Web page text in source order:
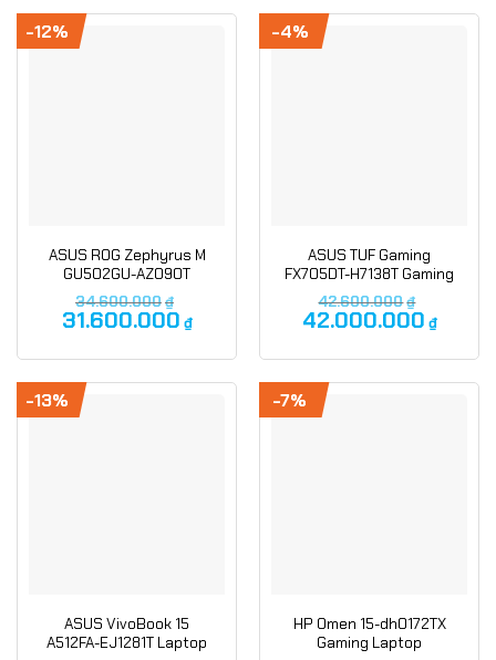
-12%
ASUS ROG Zephyrus M
GU502GU-AZ090T
Gaming
34.600.000₫
31.600.000 ₫
-4%
ASUS TUF Gaming
FX705DT-H7138T Gaming
Laptop
42.600.000₫
42.000.000 ₫
-13%
ASUS VivoBook 15
A512FA-EJ1281T Laptop
-7%
HP Omen 15-dh0172TX
Gaming Laptop